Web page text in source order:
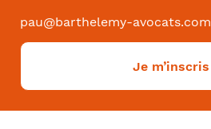
pau@barthelemy-avocats.com
Je m’inscris
Convention collective